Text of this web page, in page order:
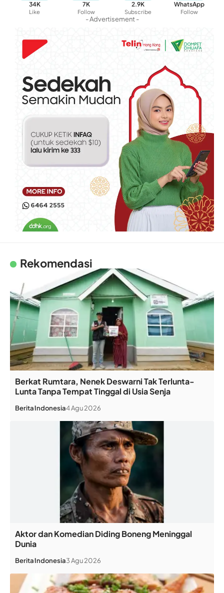
34K
Like
7K
Follow
2.9K
Subscribe
WhatsApp
Follow
- Advertisement -
Rekomendasi
Berkat Rumtara, Nenek Deswarni Tak Terlunta-
Lunta Tanpa Tempat Tinggal di Usia Senja
BeritaIndonesia4 Agu 2026
Aktor dan Komedian Diding Boneng Meninggal
Dunia
BeritaIndonesia3 Agu 2026